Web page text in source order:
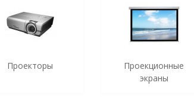
Проекторы
Проекционные
экраны